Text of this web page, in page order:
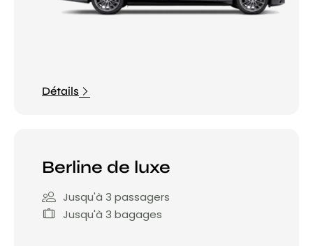
Détails
Berline de luxe
Jusqu'à 3 passagers
Jusqu'à 3 bagages